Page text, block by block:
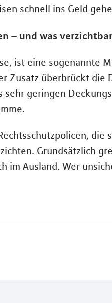
schnell ins Geld
– und was
ist eine sogenannte
Zusatz überbrückt die
geringen
die
Grundsätzlich
im Ausland. Wer